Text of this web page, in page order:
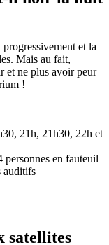
et la
Mais au fait,
et ne plus avoir peur
!
21h, 21h30, 22h et
personnes en fauteuil
auditifs
satellites